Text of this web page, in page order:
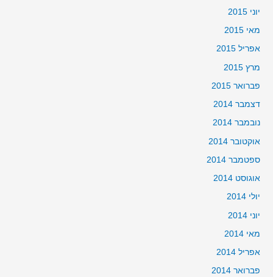
יוני 2015
מאי 2015
אפריל 2015
מרץ 2015
פברואר 2015
דצמבר 2014
נובמבר 2014
אוקטובר 2014
ספטמבר 2014
אוגוסט 2014
יולי 2014
יוני 2014
מאי 2014
אפריל 2014
פברואר 2014